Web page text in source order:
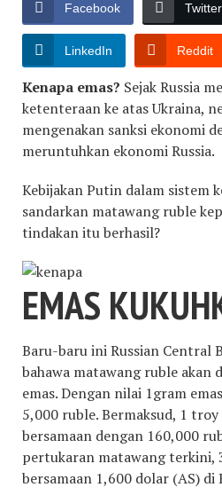
Facebook Twitter
LinkedIn Reddit
Kenapa emas? Sejak Russia
ketenteraan ke atas Ukraina,
mengenakan sanksi ekonomi
meruntuhkan ekonomi Russia.
Kebijakan Putin dalam sistem
sandarkan matawang ruble
tindakan itu berhasil?
EMAS
Baru-baru ini Russian Central
bahawa matawang ruble akan
emas. Dengan nilai 1gram
5,000 ruble. Bermaksud, 1
bersamaan dengan 160,000
pertukaran matawang terkini,
bersamaan 1,600 dolar (AS) di